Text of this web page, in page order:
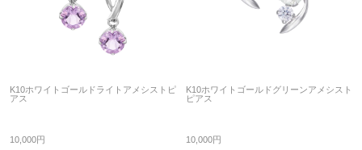
K10ホワイトゴールドライトアメシストピ
アス
10,000円
K10ホワイトゴールドグリーンアメシスト
ピアス
10,000円